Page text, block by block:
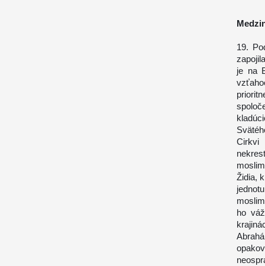
19.
je na
Židia,
ho